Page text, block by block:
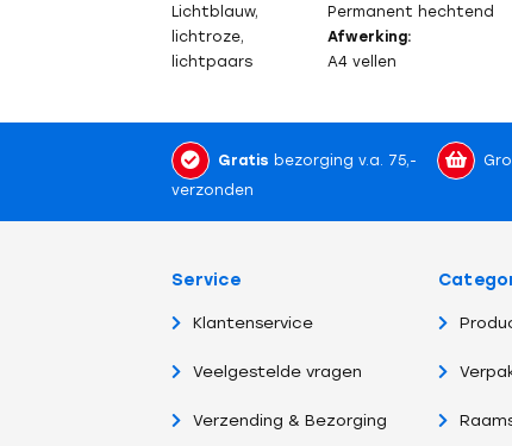
Lichtblauw,
lichtroze,
lichtpaars
Permanent hechtend
Afwerking:
A4 vellen
Gratis bezorging v.a. 75,-
verzonden
Service
Klantenservice
Veelgestelde vragen
Verzending & Bezorging